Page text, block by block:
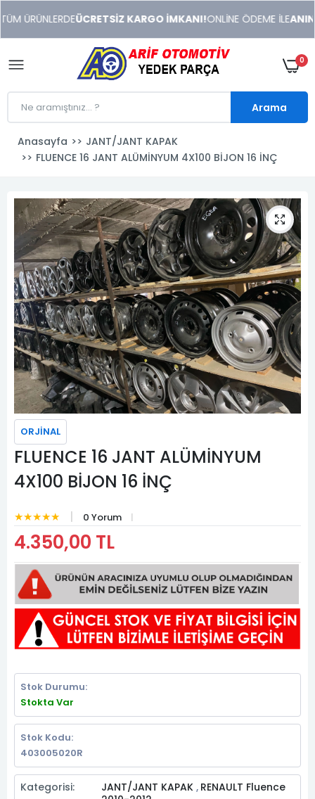
xonusu
veren
sitolar
ÜRÜNLERDEÜCRETSİZ KARGO İMKANI!ONLİNE ÖDEME İLE
0
Arama
Anasayfa
JANT/JANT KAPAK
FLUENCE 16 JANT ALÜMİNYUM 4X100 BİJON 16 İNÇ
ORJİNAL
FLUENCE 16 JANT ALÜMİNYUM
4X100 BİJON 16 İNÇ
★★★★★ 0 Yorum
4.350,00 TL
Stok Durumu:
Stokta Var
Stok Kodu:
403005020R
Kategorisi: JANT/JANT KAPAK , RENAULT Fluence